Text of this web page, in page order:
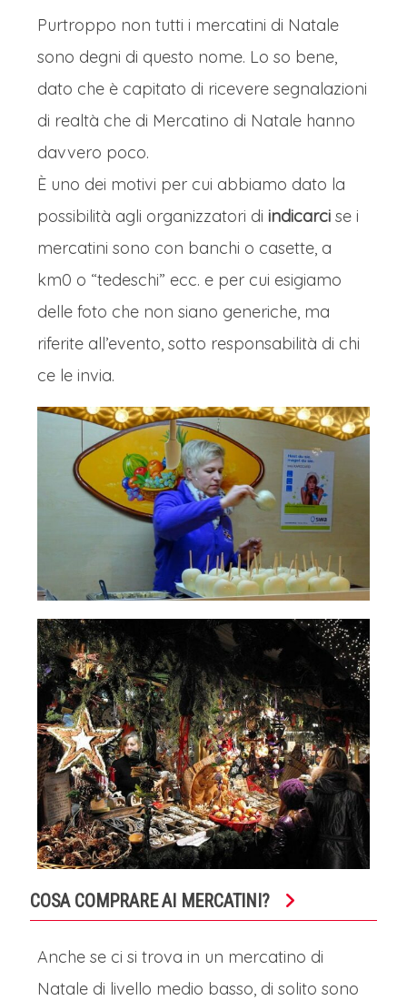
Purtroppo non tutti i mercatini di Natale
sono degni di questo nome. Lo so bene,
dato che è capitato di ricevere segnalazioni
di realtà che di Mercatino di Natale hanno
davvero poco.
È uno dei motivi per cui abbiamo dato la
possibilità agli organizzatori di indicarci se i
mercatini sono con banchi o casette, a
km0 o “tedeschi” ecc. e per cui esigiamo
delle foto che non siano generiche, ma
riferite all’evento, sotto responsabilità di chi
ce le invia.
COSA COMPRARE AI MERCATINI?
Anche se ci si trova in un mercatino di
Natale di livello medio basso, di solito sono